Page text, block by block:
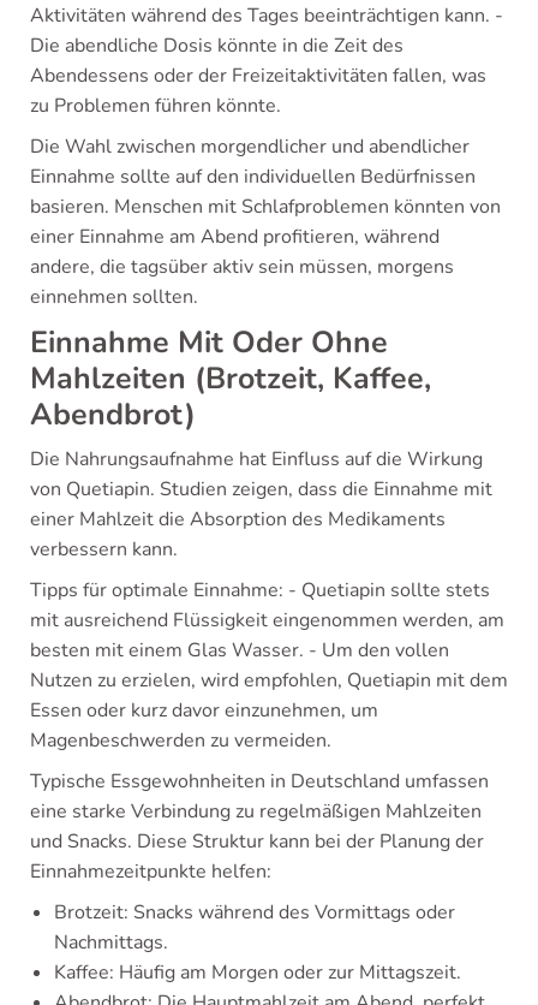
Aktivitäten während des Tages beeinträchtigen kann. -
Die abendliche Dosis könnte in die Zeit des
Abendessens oder der Freizeitaktivitäten fallen, was
zu Problemen führen könnte.
Die Wahl zwischen morgendlicher und abendlicher
Einnahme sollte auf den individuellen Bedürfnissen
basieren. Menschen mit Schlafproblemen könnten von
einer Einnahme am Abend profitieren, während
andere, die tagsüber aktiv sein müssen, morgens
einnehmen sollten.
Einnahme Mit Oder Ohne
Mahlzeiten (Brotzeit, Kaffee,
Abendbrot)
Die Nahrungsaufnahme hat Einfluss auf die Wirkung
von Quetiapin. Studien zeigen, dass die Einnahme mit
einer Mahlzeit die Absorption des Medikaments
verbessern kann.
Tipps für optimale Einnahme: - Quetiapin sollte stets
mit ausreichend Flüssigkeit eingenommen werden, am
besten mit einem Glas Wasser. - Um den vollen
Nutzen zu erzielen, wird empfohlen, Quetiapin mit dem
Essen oder kurz davor einzunehmen, um
Magenbeschwerden zu vermeiden.
Typische Essgewohnheiten in Deutschland umfassen
eine starke Verbindung zu regelmäßigen Mahlzeiten
und Snacks. Diese Struktur kann bei der Planung der
Einnahmezeitpunkte helfen:
Brotzeit: Snacks während des Vormittags oder
Nachmittags.
Kaffee: Häufig am Morgen oder zur Mittagszeit.